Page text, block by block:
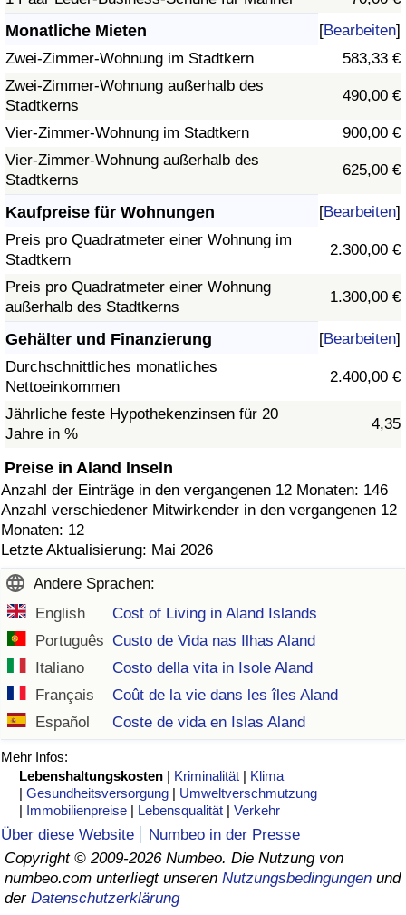
Monatliche Mieten [Bearbeiten]
Zwei-Zimmer-Wohnung im Stadtkern
583,33 €
Zwei-Zimmer-Wohnung außerhalb des
Stadtkerns
490,00 €
Vier-Zimmer-Wohnung im Stadtkern
900,00 €
Vier-Zimmer-Wohnung außerhalb des
Stadtkerns
625,00 €
Kaufpreise für Wohnungen [Bearbeiten]
Preis pro Quadratmeter einer Wohnung im
Stadtkern
2.300,00 €
Preis pro Quadratmeter einer Wohnung
außerhalb des Stadtkerns
1.300,00 €
Gehälter und Finanzierung [Bearbeiten]
Durchschnittliches monatliches
Nettoeinkommen
2.400,00 €
Jährliche feste Hypothekenzinsen für 20
Jahre in %
4,35
Preise in Aland Inseln
Anzahl der Einträge in den vergangenen 12 Monaten: 146
Anzahl verschiedener Mitwirkender in den vergangenen 12
Monaten: 12
Letzte Aktualisierung: Mai 2026
Andere Sprachen:
English
Cost of Living in Aland Islands
Português Custo de Vida nas Ilhas Aland
Italiano
Costo della vita in Isole Aland
Français
Coût de la vie dans les îles Aland
Español
Coste de vida en Islas Aland
Mehr Infos:
Lebenshaltungskosten | Kriminalität | Klima
|Gesundheitsversorgung | Umweltverschmutzung
| Immobilienpreise | Lebensqualität |Verkehr
Über diese Website
Numbeo in der Presse
Copyright © 2009-2026 Numbeo. Die Nutzung von
numbeo.com unterliegt unseren Nutzungsbedingungen und
der Datenschutzerklärung